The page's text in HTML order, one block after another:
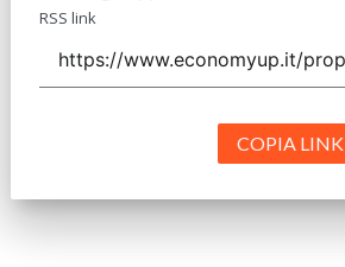
RSS link
COPIA LINK